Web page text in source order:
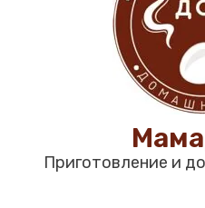
Приготовление и